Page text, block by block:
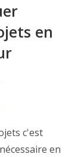
en
c'est
en